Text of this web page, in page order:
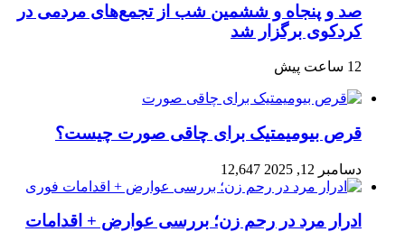
صد و پنجاه‌ و ششمین شب از تجمع‌های مردمی در
کردکوی برگزار شد
12 ساعت پیش
قرص بیومیمتیک برای چاقی صورت چیست؟
دسامبر 12, 2025 12,647
ادرار مرد در رحم زن؛ بررسی عوارض + اقدامات